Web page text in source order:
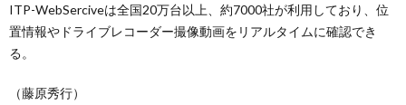
ITP-WebSerciveは全国20万台以上、約7000社が利用しており、位
置情報やドライブレコーダー撮像動画をリアルタイムに確認でき
る。
（藤原秀行）